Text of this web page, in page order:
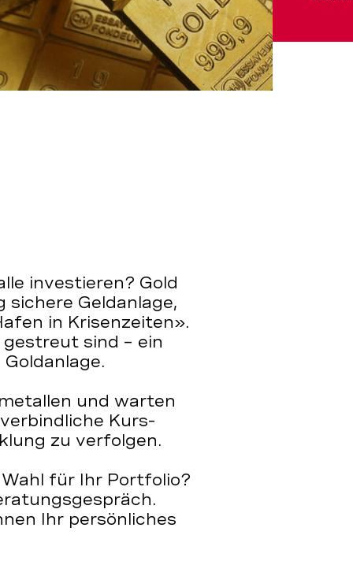
investieren? Gold
sichere Geldanlage,
in Krisenzeiten».
sind – ein
und warten
Kurs-
zu verfolgen.
für Ihr Portfolio?
Ihr persönliches